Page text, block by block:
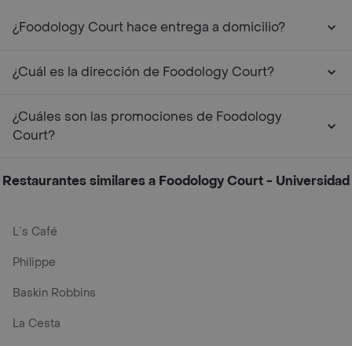
¿Foodology Court hace entrega a domicilio?
¿Cuál es la dirección de Foodology Court?
¿Cuáles son las promociones de Foodology
Court?
Restaurantes similares a Foodology Court - Universidad
L´s Café
Philippe
Baskin Robbins
La Cesta